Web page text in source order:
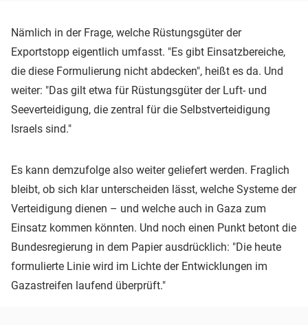
Nämlich in der Frage, welche Rüstungsgüter der
Exportstopp eigentlich umfasst. "Es gibt Einsatzbereiche,
die diese Formulierung nicht abdecken", heißt es da. Und
weiter: "Das gilt etwa für Rüstungsgüter der Luft- und
Seeverteidigung, die zentral für die Selbstverteidigung
Israels sind."
Es kann demzufolge also weiter geliefert werden. Fraglich
bleibt, ob sich klar unterscheiden lässt, welche Systeme der
Verteidigung dienen – und welche auch in Gaza zum
Einsatz kommen könnten. Und noch einen Punkt betont die
Bundesregierung in dem Papier ausdrücklich: "Die heute
formulierte Linie wird im Lichte der Entwicklungen im
Gazastreifen laufend überprüft."